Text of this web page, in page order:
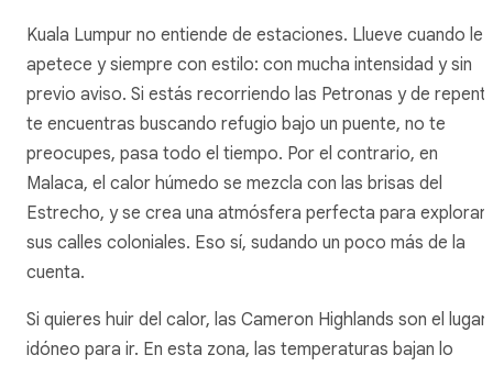
Kuala Lumpur no entiende de estaciones. Llueve cuando le
apetece y siempre con estilo: con mucha intensidad y sin
previo aviso. Si estás recorriendo las Petronas y de
te encuentras buscando refugio bajo un puente, no te
preocupes, pasa todo el tiempo. Por el contrario, en
Malaca, el calor húmedo se mezcla con las brisas del
Estrecho, y se crea una atmósfera perfecta para explorar
sus calles coloniales. Eso sí, sudando un poco más de la
cuenta.
Si quieres huir del calor, las Cameron Highlands son el lugar
idóneo para ir. En esta zona, las temperaturas bajan lo